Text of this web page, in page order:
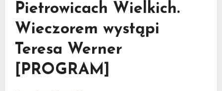
Pietrowicach Wielkich.
Wieczorem wystąpi
Teresa Werner
[PROGRAM]